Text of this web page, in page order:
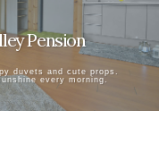
Pension
duvets and cute props.
every morning.